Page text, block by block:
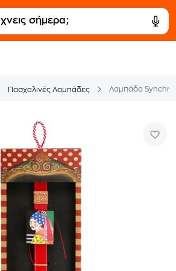
Πασχαλινές Λαμπάδες Λαμπάδα